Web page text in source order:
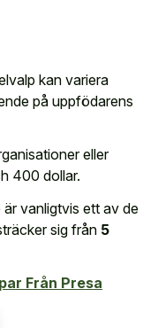
kan variera
på uppfödarens
eller
400 dollar.
vanligtvis ett av de
sig från 5
Från Presa